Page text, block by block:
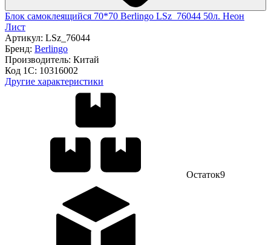
Блок самоклеящийся 70*70 Berlingo LSz_76044 50л. Неон
Лист
Артикул: LSz_76044
Бренд: Berlingo
Производитель: Китай
Код 1С: 10316002
Другие характеристики
Остаток9